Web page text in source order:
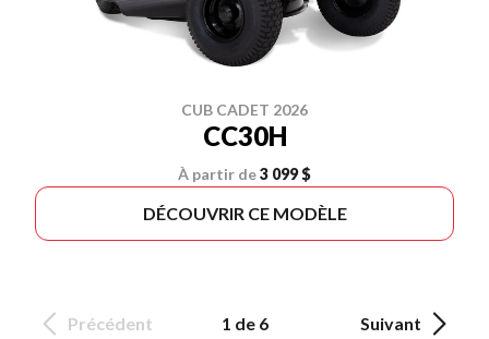
CUB CADET 2026
CC30H
À partir de3 099 $
DÉCOUVRIR CE MODÈLE
Précédent 1 de 6 Suivant